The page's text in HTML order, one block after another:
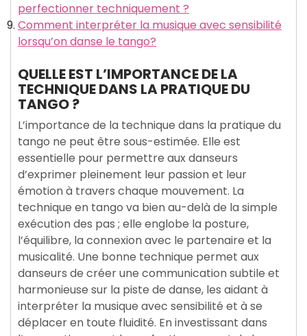
perfectionner techniquement ?
Comment interpréter la musique avec sensibilité
lorsqu’on danse le tango?
QUELLE EST L’IMPORTANCE DE LA
TECHNIQUE DANS LA PRATIQUE DU
TANGO ?
L’importance de la technique dans la pratique du
tango ne peut être sous-estimée. Elle est
essentielle pour permettre aux danseurs
d’exprimer pleinement leur passion et leur
émotion à travers chaque mouvement. La
technique en tango va bien au-delà de la simple
exécution des pas ; elle englobe la posture,
l’équilibre, la connexion avec le partenaire et la
musicalité. Une bonne technique permet aux
danseurs de créer une communication subtile et
harmonieuse sur la piste de danse, les aidant à
interpréter la musique avec sensibilité et à se
déplacer en toute fluidité. En investissant dans